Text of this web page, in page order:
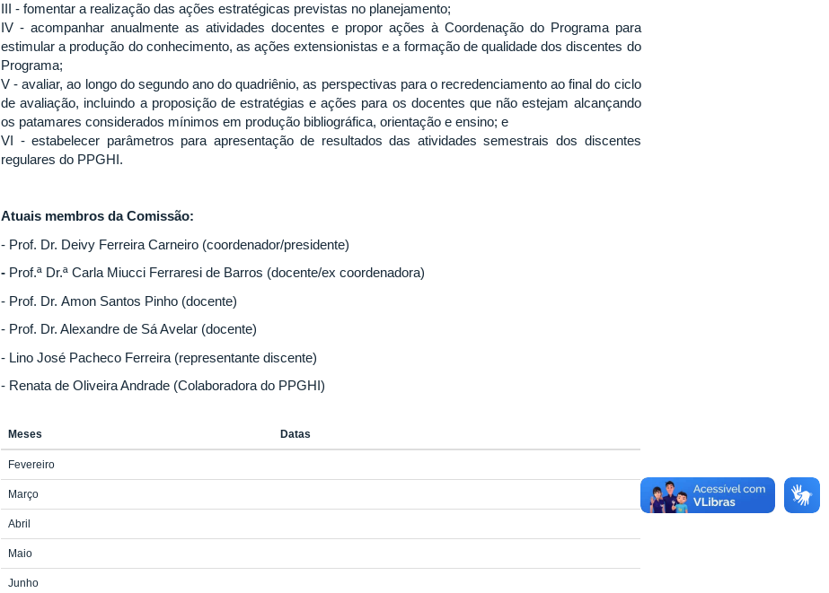
III - fomentar a realização das ações estratégicas previstas no planejamento;
IV - acompanhar anualmente as atividades docentes e propor ações à Coordenação do Programa para
estimular a produção do conhecimento, as ações extensionistas e a formação de qualidade dos discentes do
Programa;
V - avaliar, ao longo do segundo ano do quadriênio, as perspectivas para o recredenciamento ao final do ciclo
de avaliação, incluindo a proposição de estratégias e ações para os docentes que não estejam alcançando
os patamares considerados mínimos em produção bibliográfica, orientação e ensino; e
VI - estabelecer parâmetros para apresentação de resultados das atividades semestrais dos discentes
regulares do PPGHI.
Atuais membros da Comissão:
- Prof. Dr. Deivy Ferreira Carneiro (coordenador/presidente)
- Prof.ª Dr.ª Carla Miucci Ferraresi de Barros (docente/ex coordenadora)
- Prof. Dr. Amon Santos Pinho (docente)
- Prof. Dr. Alexandre de Sá Avelar (docente)
- Lino José Pacheco Ferreira (representante discente)
- Renata de Oliveira Andrade (Colaboradora do PPGHI)
Meses Datas
Fevereiro
Março
Abril
Maio
Junho